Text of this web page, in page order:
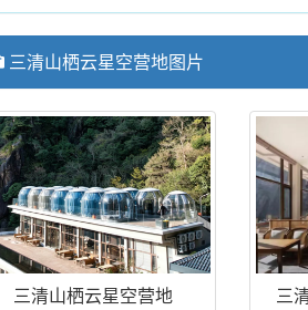
三清山栖云星空营地图片
三清山栖云星空营地 三